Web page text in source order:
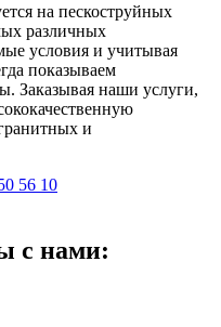
на пескоструйных
различных
условия и учитывая
показываем
Заказывая наши услуги,
и
56 10
с нами: